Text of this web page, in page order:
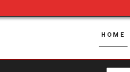
HOME